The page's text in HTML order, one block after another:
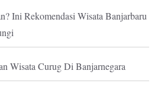
Ini Rekomendasi Wisata Banjarbaru
Wisata Curug Di Banjarnegara